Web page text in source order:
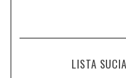
LISTA